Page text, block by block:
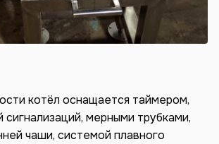
котёл оснащается таймером,
сигнализаций, мерными трубками,
чаши, системой плавного